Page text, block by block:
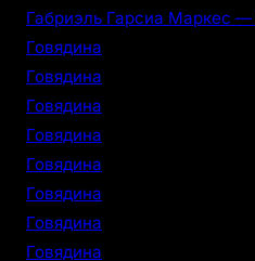
Габриэль Гарсиа Маркес —
Говядина
Говядина
Говядина
Говядина
Говядина
Говядина
Говядина
Говядина